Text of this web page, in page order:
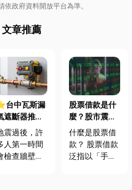
政府資料開放平台為準。
文章推薦
台中瓦斯漏
遮斷器推薦
商在這！地
氣爆怎麼
？警報器與
震過後，許
人第一時間
檢查牆壁裂
股票借款是什
麼？股市震盪|
股票借款、股
票質借、當鋪
借款完整比較
什麼是股票借
款？ 股票借款
泛指以「手中